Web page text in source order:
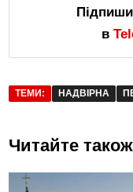
в
ТЕМИ: НАДВІРНА
Читайте